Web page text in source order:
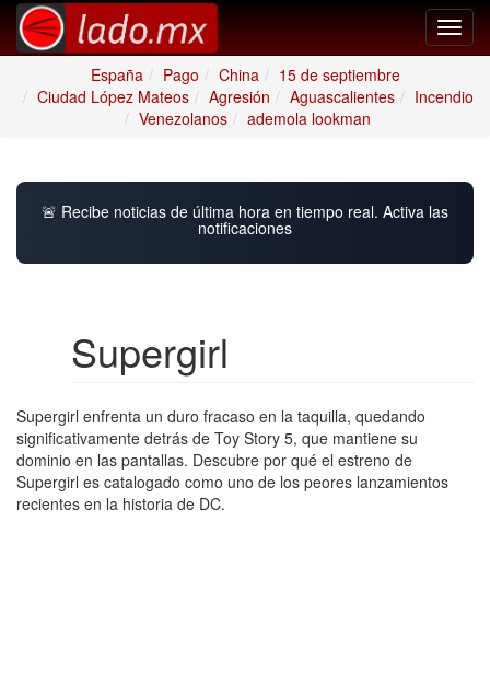
España
Pago China
15 de septiembre
Ciudad López Mateos
Agresión Aguascalientes
Incendio
Venezolanos
ademola lookman
🚨 Recibe noticias de última hora en tiempo real. Activa las
notificaciones
Supergirl
Supergirl enfrenta un duro fracaso en la taquilla, quedando
significativamente detrás de Toy Story 5, que mantiene su
dominio en las pantallas. Descubre por qué el estreno de
Supergirl es catalogado como uno de los peores lanzamientos
recientes en la historia de DC.